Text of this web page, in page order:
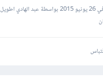
26 يونيو 2015
بواسطة عبد الهادي اطويل